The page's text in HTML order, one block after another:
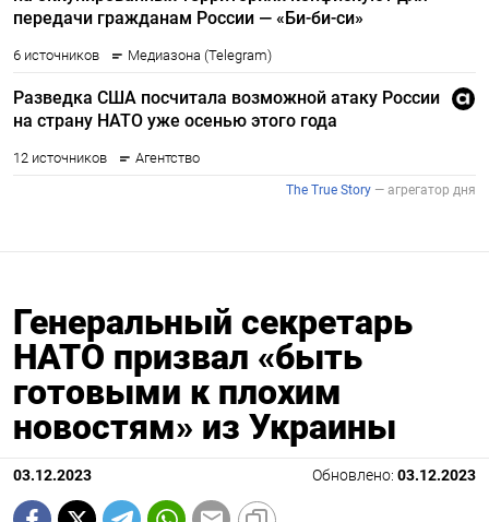
Генеральный секретарь
НАТО призвал «быть
готовыми к плохим
новостям» из Украины
03.12.2023 Обновлено: 03.12.2023